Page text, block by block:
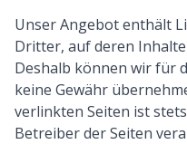
Unser Angebot enthält
Dritter, auf deren
Deshalb können wir für
keine Gewähr
verlinkten Seiten ist
Betreiber der Seiten